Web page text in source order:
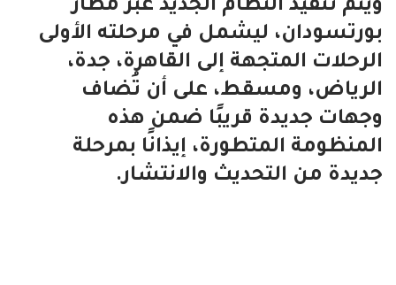
ويتم تنفيذ النظام الجديد عبر مطار
بورتسودان، ليشمل في مرحلته الأولى
الرحلات المتجهة إلى القاهرة، جدة،
الرياض، ومسقط، على أن تُضاف
وجهات جديدة قريبًا ضمن هذه
المنظومة المتطورة، إيذانًا بمرحلة
جديدة من التحديث والانتشار.